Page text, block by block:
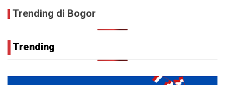
Trending di Bogor
Trending